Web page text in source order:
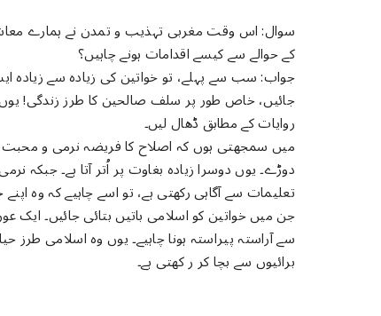
سوال: اس وقت مغربی تہذیب و تمدن نے ہمارے
کے حوالے سے کیسے اقدامات ہونے چاہیں؟
جواب: سب سے پہلے، تو خواتین کی زیادہ سے زیادہ
جائیں، خاص طور پر سلف صالحین کا طرز زندگی!
روایات کے مطابق ڈھال لیں۔
میں سمجھتی ہوں کہ اصلاح کا فریضہ نرمی و محبت
دوڑے۔ یوں دوسرا زیادہ بغاوت پر اُتر آتا ہے۔ جبکہ
تعلیمات سے آگاہی رکھتی ہے، تو اسے چاہیے کہ وہ
جن میں خواتین کو اسلامی باتیں بتائی جائیں۔
سے آراستہ پیراستہ ہونا چاہیے۔ یوں وہ اسلامی
برائیوں سے بچا کر ر کھتی ہے۔